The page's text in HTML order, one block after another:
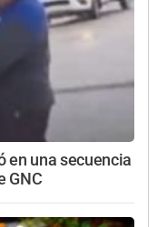
en una secuencia
GNC